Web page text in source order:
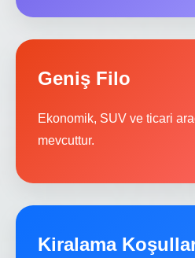
Geniş Filo
Ekonomik, SUV ve ticari
mevcuttur.
Kiralama